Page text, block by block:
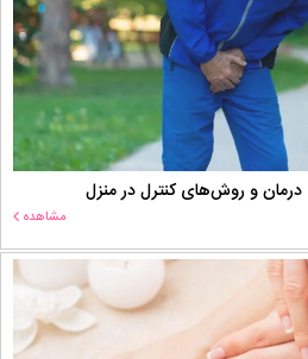
درمان و روش‌های کنترل در منزل
مشاهده